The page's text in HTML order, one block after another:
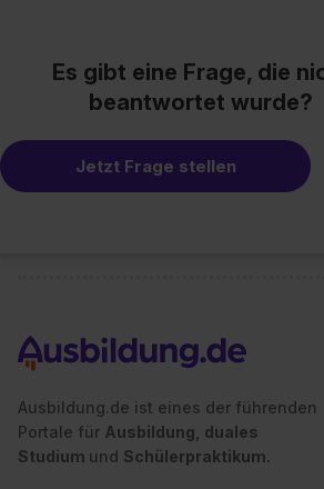
Es gibt eine Frage, die
beantwortet wurde?
Jetzt Frage stellen
Ausbildung.de ist eines der führenden
Portale für Ausbildung, duales
Studium und Schülerpraktikum.